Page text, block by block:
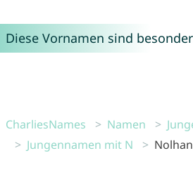
Diese Vornamen sind
CharliesNames Namen
Jungennamen mit N
Nolhan